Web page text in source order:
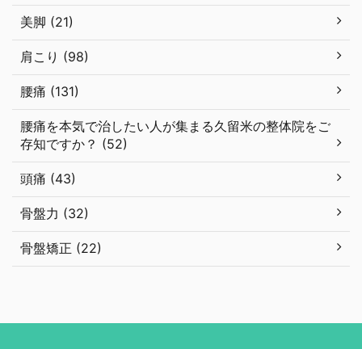
美脚 (21)
肩こり (98)
腰痛 (131)
腰痛を本気で治したい人が集まる久留米の整体院をご
存知ですか？ (52)
頭痛 (43)
骨盤力 (32)
骨盤矯正 (22)